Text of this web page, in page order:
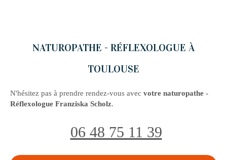
NATUROPATHE - RÉFLEXOLOGUE À
TOULOUSE
N'hésitez pas à prendre rendez-vous avec votre naturopathe -
Réflexologue Franziska Scholz.
06 48 75 11 39